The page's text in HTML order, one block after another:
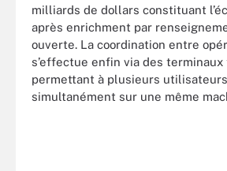
milliards de dollars constituant
après enrichment par
ouverte. La coordination entre
s’effectue enfin via des
permettant à plusieurs
simultanément sur une même